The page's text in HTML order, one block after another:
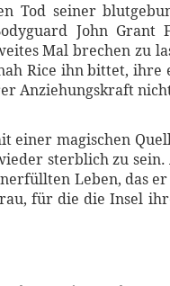
Tod seiner
John Grant
Mal brechen zu
Rice ihn bittet, ihre
Anziehungskraft
einer magischen
sterblich zu
Leben, das
für die die Insel